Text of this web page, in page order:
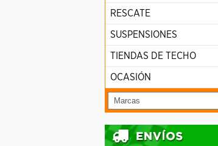
RESCATE
SUSPENSIONES
TIENDAS DE TECHO
OCASIÓN